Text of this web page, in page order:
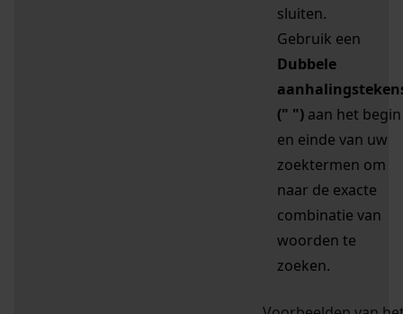
sluiten.
Gebruik een
Dubbele
(" ") aan het begin
en einde van uw
zoektermen om
naar de exacte
combinatie van
woorden te
zoeken.